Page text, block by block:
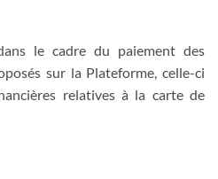
le cadre du paiement des
sur la Plateforme, celle-ci
relatives à la carte de